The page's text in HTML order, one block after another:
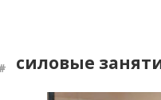
силовые